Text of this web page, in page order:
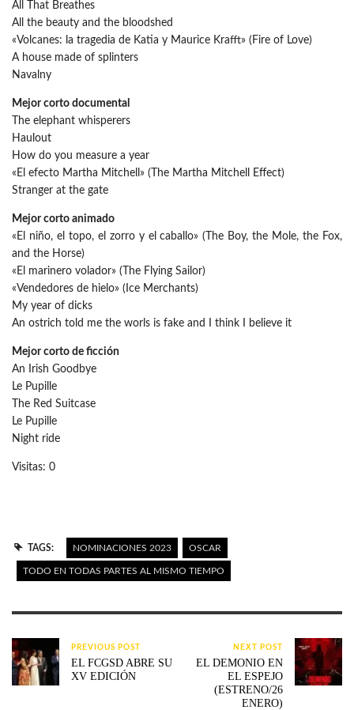
All That Breathes
All the beauty and the bloodshed
«Volcanes: la tragedia de Katia y Maurice Krafft» (Fire of Love)
A house made of splinters
Navalny
Mejor corto documental
The elephant whisperers
Haulout
How do you measure a year
«El efecto Martha Mitchell» (The Martha Mitchell Effect)
Stranger at the gate
Mejor corto animado
«El niño, el topo, el zorro y el caballo» (The Boy, the Mole, the Fox,
and the Horse)
«El marinero volador» (The Flying Sailor)
«Vendedores de hielo» (Ice Merchants)
My year of dicks
An ostrich told me the worls is fake and I think I believe it
Mejor corto de ficción
An Irish Goodbye
Le Pupille
The Red Suitcase
Le Pupille
Night ride
Visitas: 0
TAGS: NOMINACIONES 2023 OSCAR
TODO EN TODAS PARTES AL MISMO TIEMPO
PREVIOUS POST
EL FCGSD ABRE SU
XV EDICIÓN
NEXT POST
EL DEMONIO EN
EL ESPEJO
(ESTRENO/26
ENERO)